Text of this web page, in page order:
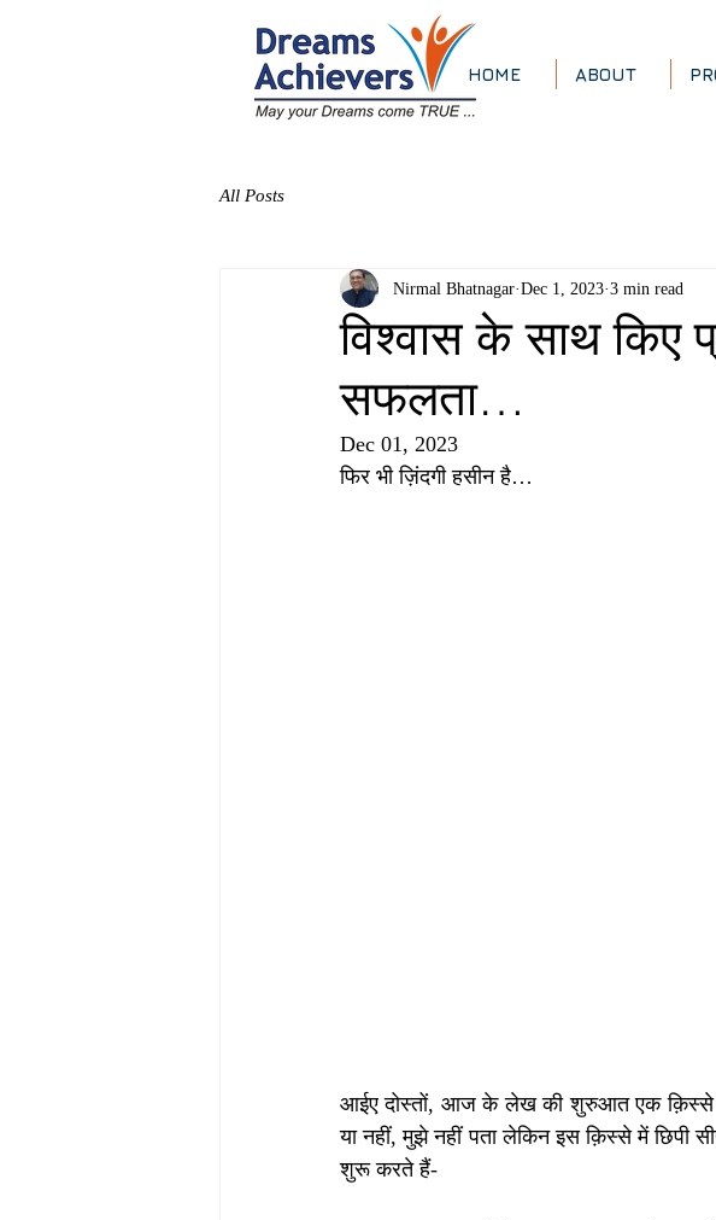
HOME ABOUT
All Posts
विश्वास के साथ किए
सफलता…
Nirmal Bhatnagar Dec 1, 2023 3 min read
Dec 01, 2023
फिर भी ज़िंदगी हसीन है…
आईए दोस्तों, आज के लेख की शुरुआत एक क़िस्से से
या नहीं, मुझे नहीं पता लेकिन इस क़िस्से में छिपी
शुरू करते हैं-